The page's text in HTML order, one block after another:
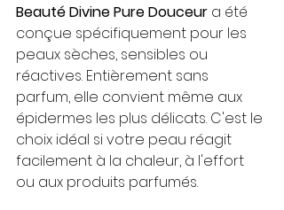
Beauté Divine Pure Douceur a été
conçue spécifiquement pour les
peaux sèches, sensibles ou
réactives. Entièrement sans
parfum, elle convient même aux
épidermes les plus délicats. C'est le
choix idéal si votre peau réagit
facilement à la chaleur, à l'effort
ou aux produits parfumés.